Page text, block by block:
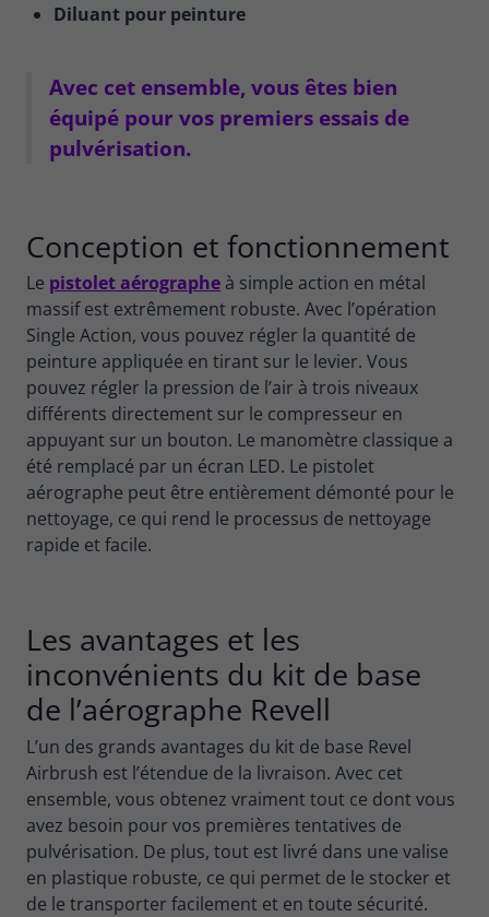
Diluant pour peinture
Avec cet ensemble, vous êtes bien
équipé pour vos premiers essais de
pulvérisation.
Conception et fonctionnement
Le pistolet aérographe à simple action en métal
massif est extrêmement robuste. Avec l’opération
Single Action, vous pouvez régler la quantité de
peinture appliquée en tirant sur le levier. Vous
pouvez régler la pression de l’air à trois niveaux
différents directement sur le compresseur en
appuyant sur un bouton. Le manomètre classique a
été remplacé par un écran LED. Le pistolet
aérographe peut être entièrement démonté pour le
nettoyage, ce qui rend le processus de nettoyage
rapide et facile.
Les avantages et les
inconvénients du kit de base
de l’aérographe Revell
L’un des grands avantages du kit de base Revel
Airbrush est l’étendue de la livraison. Avec cet
ensemble, vous obtenez vraiment tout ce dont vous
avez besoin pour vos premières tentatives de
pulvérisation. De plus, tout est livré dans une valise
en plastique robuste, ce qui permet de le stocker et
de le transporter facilement et en toute sécurité.